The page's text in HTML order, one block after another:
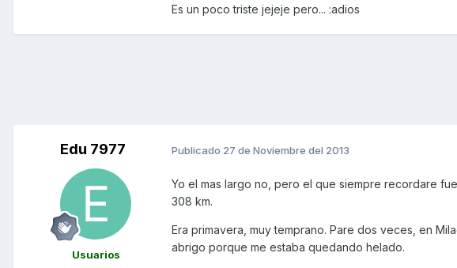
Es un poco triste jejeje pero... :adios
Edu 7977
Usuarios
Publicado 27 de Noviembre del 2013
Yo el mas largo no, pero el que siempre recordare
308 km.
Era primavera, muy temprano. Pare dos veces, en
abrigo porque me estaba quedando helado.